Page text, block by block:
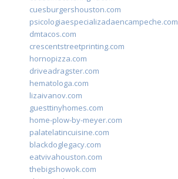
cuesburgershouston.com
psicologiaespecializadaencampeche.com
dmtacos.com
crescentstreetprinting.com
hornopizza.com
driveadragster.com
hematologa.com
lizaivanov.com
guesttinyhomes.com
home-plow-by-meyer.com
palatelatincuisine.com
blackdoglegacy.com
eatvivahouston.com
thebigshowok.com